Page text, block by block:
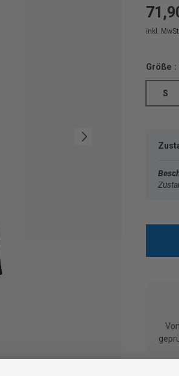
Nächste
inkl.
Größe :
S